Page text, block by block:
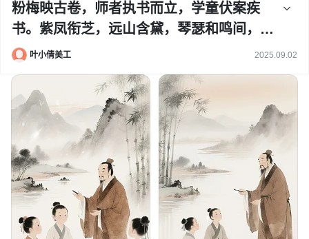
粉梅映古卷，师者执书而立，学童伏案疾
书。紫凤衔芝，远山含黛，琴瑟和鸣间，墨
香染岁月，传承师道薪火长明。
叶小倩美工 2025.09.02